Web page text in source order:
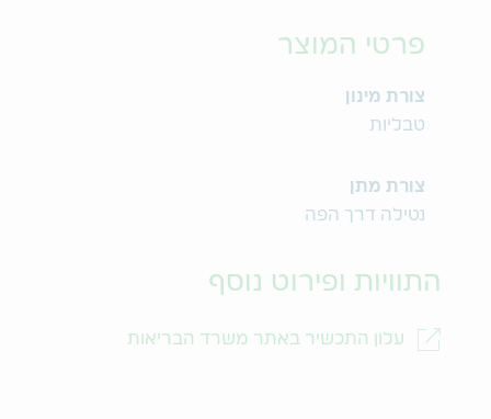
פרטי המוצר
צורת מינון
טבליות
צורת מתן
נטילה דרך הפה
התוויות ופירוט נוסף
עלון התכשיר באתר משרד הבריאות